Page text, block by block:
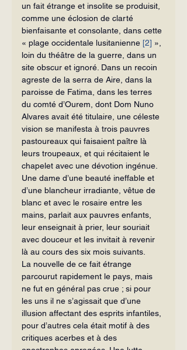
un fait étrange et insolite se produisit,
comme une éclosion de clarté
bienfaisante et consolante, dans cette
« plage occidentale lusitanienne [2] »,
loin du théâtre de la guerre, dans un
site obscur et ignoré. Dans un recoin
agreste de la serra de Aire, dans la
paroisse de Fatima, dans les terres
du comté d’Ourem, dont Dom Nuno
Alvares avait été titulaire, une céleste
vision se manifesta à trois pauvres
pas­toureaux qui faisaient paître là
leurs troupeaux, et qui récitaient le
chapelet avec une dévotion ingénue.
Une dame d’une beauté ineffable et
d’une blancheur ir­radiante, vêtue de
blanc et avec le rosaire entre les
mains, parlait aux pauvres enfants,
leur enseignait à prier, leur souriait
avec douceur et les invitait à reve­nir
là au cours des six mois suivants.
La nouvelle de ce fait étrange
parcourut rapidement le pays, mais
ne fut en général pas crue ; si pour
les uns il ne s’agissait que d’une
illusion affectant des esprits infantiles,
pour d’autres cela était motif à des
critiques acerbes et à des